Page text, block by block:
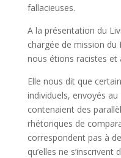
fallacieuses.
A la présentation du
chargée de mission
nous étions racistes et
Elle nous dit que
individuels, envoyés
contenaient des
rhétoriques de
correspondent pas à
qu’elles ne